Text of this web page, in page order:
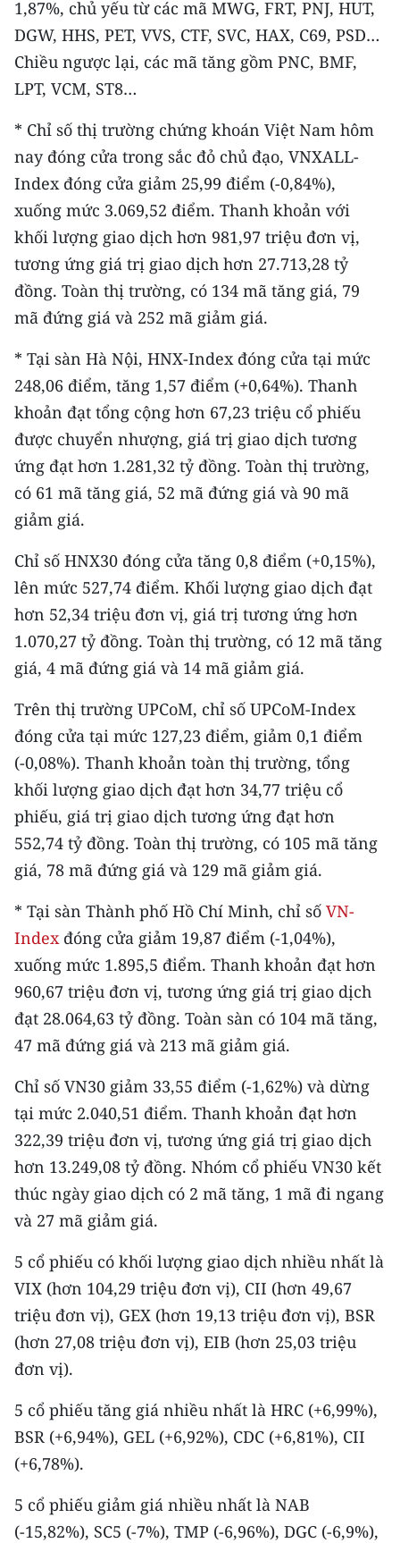
1,87%, chủ yếu từ các mã MWG, FRT, PNJ, HUT,
DGW, HHS, PET, VVS, CTF, SVC, HAX, C69, PSD…
Chiều ngược lại, các mã tăng gồm PNC, BMF,
LPT, VCM, ST8…
* Chỉ số thị trường chứng khoán Việt Nam hôm
nay đóng cửa trong sắc đỏ chủ đạo, VNXALL-
Index đóng cửa giảm 25,99 điểm (-0,84%),
xuống mức 3.069,52 điểm. Thanh khoản với
khối lượng giao dịch hơn 981,97 triệu đơn vị,
tương ứng giá trị giao dịch hơn 27.713,28 tỷ
đồng. Toàn thị trường, có 134 mã tăng giá, 79
mã đứng giá và 252 mã giảm giá.
* Tại sàn Hà Nội, HNX-Index đóng cửa tại mức
248,06 điểm, tăng 1,57 điểm (+0,64%). Thanh
khoản đạt tổng cộng hơn 67,23 triệu cổ phiếu
được chuyển nhượng, giá trị giao dịch tương
ứng đạt hơn 1.281,32 tỷ đồng. Toàn thị trường,
có 61 mã tăng giá, 52 mã đứng giá và 90 mã
giảm giá.
Chỉ số HNX30 đóng cửa tăng 0,8 điểm (+0,15%),
lên mức 527,74 điểm. Khối lượng giao dịch đạt
hơn 52,34 triệu đơn vị, giá trị tương ứng hơn
1.070,27 tỷ đồng. Toàn thị trường, có 12 mã tăng
giá, 4 mã đứng giá và 14 mã giảm giá.
Trên thị trường UPCoM, chỉ số UPCoM-Index
đóng cửa tại mức 127,23 điểm, giảm 0,1 điểm
(-0,08%). Thanh khoản toàn thị trường, tổng
khối lượng giao dịch đạt hơn 34,77 triệu cổ
phiếu, giá trị giao dịch tương ứng đạt hơn
552,74 tỷ đồng. Toàn thị trường, có 105 mã tăng
giá, 78 mã đứng giá và 129 mã giảm giá.
* Tại sàn Thành phố Hồ Chí Minh, chỉ số VN-
Indexđóng cửa giảm 19,87 điểm (-1,04%),
xuống mức 1.895,5 điểm. Thanh khoản đạt hơn
960,67 triệu đơn vị, tương ứng giá trị giao dịch
đạt 28.064,63 tỷ đồng. Toàn sàn có 104 mã tăng,
47 mã đứng giá và 213 mã giảm giá.
Chỉ số VN30 giảm 33,55 điểm (-1,62%) và dừng
tại mức 2.040,51 điểm. Thanh khoản đạt hơn
322,39 triệu đơn vị, tương ứng giá trị giao dịch
hơn 13.249,08 tỷ đồng. Nhóm cổ phiếu VN30 kết
thúc ngày giao dịch có 2 mã tăng, 1 mã đi ngang
và 27 mã giảm giá.
5 cổ phiếu có khối lượng giao dịch nhiều nhất là
VIX (hơn 104,29 triệu đơn vị), CII (hơn 49,67
triệu đơn vị), GEX (hơn 19,13 triệu đơn vị), BSR
(hơn 27,08 triệu đơn vị), EIB (hơn 25,03 triệu
đơn vị).
5 cổ phiếu tăng giá nhiều nhất là HRC (+6,99%),
BSR (+6,94%), GEL (+6,92%), CDC (+6,81%), CII
(+6,78%).
5 cổ phiếu giảm giá nhiều nhất là NAB
(-15,82%), SC5 (-7%), TMP (-6,96%), DGC (-6,9%),